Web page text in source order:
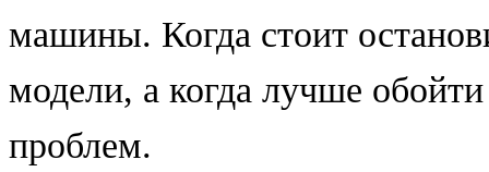
машины. Когда стоит
модели, а когда лучше
проблем.